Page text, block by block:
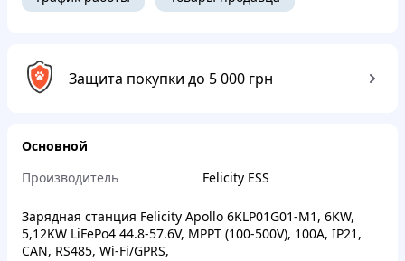
Защита покупки до 5 000 грн
Основной
Производитель
Felicity ESS
Зарядная станция Felicity Apollo 6KLP01G01-M1, 6KW,
5,12KW LiFePo4 44.8-57.6V, MPPT (100-500V), 100A, IP21,
CAN, RS485, Wi-Fi/GPRS,